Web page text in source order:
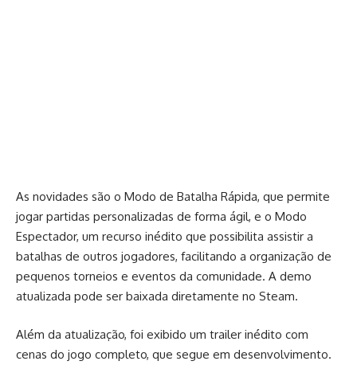
As novidades são o Modo de Batalha Rápida, que permite
jogar partidas personalizadas de forma ágil, e o Modo
Espectador, um recurso inédito que possibilita assistir a
batalhas de outros jogadores, facilitando a organização de
pequenos torneios e eventos da comunidade. A demo
atualizada pode ser baixada diretamente no Steam.
Além da atualização, foi exibido um trailer inédito com
cenas do jogo completo, que segue em desenvolvimento.